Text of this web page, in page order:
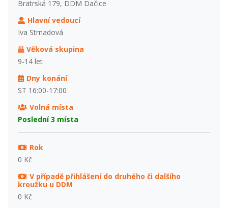
Bratrská 179, DDM Dačice
Hlavní vedoucí
Iva Strnadová
Věková skupina
9-14 let
Dny konání
ST 16:00-17:00
Volná místa
Poslední 3 místa
Rok
0 Kč
V případě přihlášení do druhého či dalšího
kroužku u DDM
0 Kč